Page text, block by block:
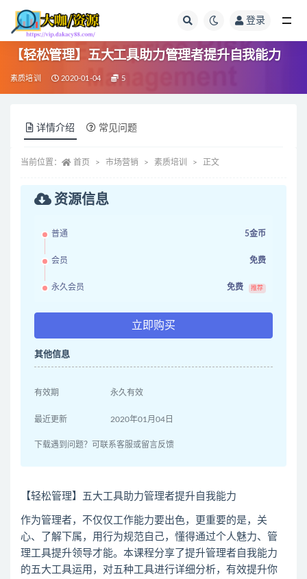
登录
【轻松管理】五大工具助力管理者提升自我能力
素质培训 2020-01-04 5
详情介绍 常见问题
当前位置： 首页 市场营销 素质培训 正文
资源信息
普通 5金币
会员 免费
永久会员 免费 推荐
立即购买
其他信息
有效期 永久有效
最近更新 2020年01月04日
下载遇到问题？可联系客服或留言反馈
【轻松管理】五大工具助力管理者提升自我能力
作为管理者，不仅仅工作能力要出色，更重要的是，关
心、了解下属，用行为规范自己，懂得通过个人魅力、管
理工具提升领导才能。本课程分享了提升管理者自我能力
的五大工具运用，对五种工具进行详细分析，有效提升你
全部